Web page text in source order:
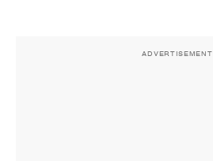
ADVERTISEMENT